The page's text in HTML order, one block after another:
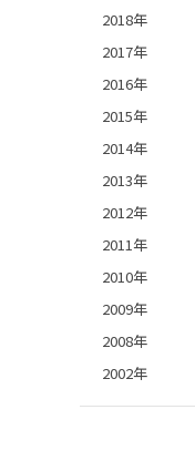
2018年
2017年
2016年
2015年
2014年
2013年
2012年
2011年
2010年
2009年
2008年
2002年